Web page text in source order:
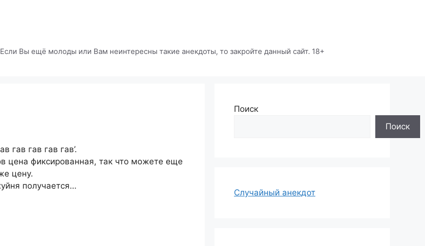
Вы ещё молоды или Вам неинтересны такие анекдоты, то закройте данный сайт. 18+
гав гав гав гав’.
цена фиксированная, так что можете еще
цену.
получается…
Поиск
Поиск
Случайный анекдот